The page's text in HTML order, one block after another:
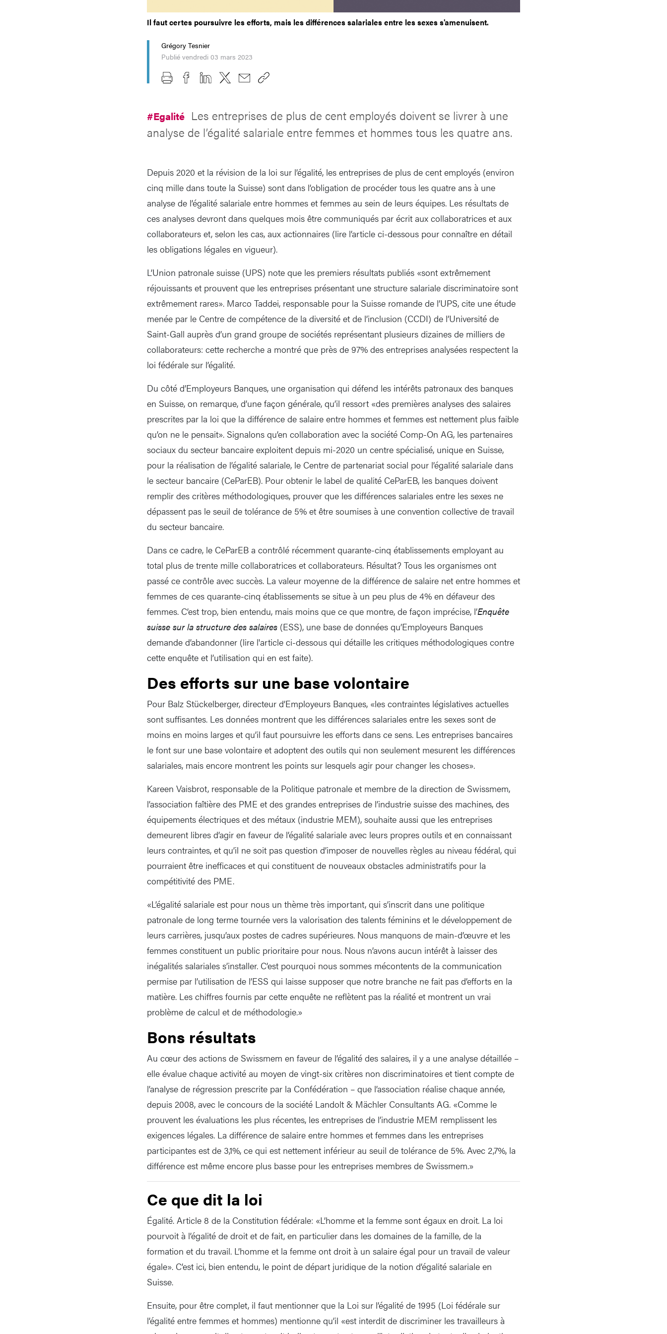
Il faut certes poursuivre les efforts, mais les différences salariales entre les sexes s'amenuisent.
Grégory Tesnier
Publié vendredi 03 mars 2023
#Egalité Les entreprises de plus de cent employés doivent se livrer à une
analyse de l’égalité salariale entre femmes et hommes tous les quatre ans.
Depuis 2020 et la révision de la loi sur l’égalité, les entreprises de plus de cent employés (environ
cinq mille dans toute la Suisse) sont dans l’obligation de procéder tous les quatre ans à une
analyse de l’égalité salariale entre hommes et femmes au sein de leurs équipes. Les résultats de
ces analyses devront dans quelques mois être communiqués par écrit aux collaboratrices et aux
collaborateurs et, selon les cas, aux actionnaires (lire l’article ci-dessous pour connaître en détail
les obligations légales en vigueur).
L’Union patronale suisse (UPS) note que les premiers résultats publiés «sont extrêmement
réjouissants et prouvent que les entreprises présentant une structure salariale discriminatoire sont
extrêmement rares». Marco Taddei, responsable pour la Suisse romande de l’UPS, cite une étude
menée par le Centre de compétence de la diversité et de l’inclusion (CCDI) de l’Université de
Saint-Gall auprès d’un grand groupe de sociétés représentant plusieurs dizaines de milliers de
collaborateurs: cette recherche a montré que près de 97% des entreprises analysées respectent la
loi fédérale sur l’égalité.
Du côté d’Employeurs Banques, une organisation qui défend les intérêts patronaux des banques
en Suisse, on remarque, d’une façon générale, qu’il ressort «des premières analyses des salaires
prescrites par la loi que la différence de salaire entre hommes et femmes est nettement plus faible
qu’on ne le pensait». Signalons qu’en collaboration avec la société Comp-On AG, les partenaires
sociaux du secteur bancaire exploitent depuis mi-2020 un centre spécialisé, unique en Suisse,
pour la réalisation de l’égalité salariale, le Centre de partenariat social pour l’égalité salariale dans
le secteur bancaire (CeParEB). Pour obtenir le label de qualité CeParEB, les banques doivent
remplir des critères méthodologiques, prouver que les différences salariales entre les sexes ne
dépassent pas le seuil de tolérance de 5% et être soumises à une convention collective de travail
du secteur bancaire.
Dans ce cadre, le CeParEB a contrôlé récemment quarante-cinq établissements employant au
total plus de trente mille collaboratrices et collaborateurs. Résultat? Tous les organismes ont
passé ce contrôle avec succès. La valeur moyenne de la différence de salaire net entre hommes et
femmes de ces quarante-cinq établissements se situe à un peu plus de 4% en défaveur des
femmes. C’est trop, bien entendu, mais moins que ce que montre, de façon imprécise, l’Enquête
suisse sur la structure des salaires (ESS), une base de données qu’Employeurs Banques
demande d’abandonner (lire l'article ci-dessous qui détaille les critiques méthodologiques contre
cette enquête et l’utilisation qui en est faite).
Des efforts sur une base volontaire
Pour Balz Stückelberger, directeur d’Employeurs Banques, «les contraintes législatives actuelles
sont suffisantes. Les données montrent que les différences salariales entre les sexes sont de
moins en moins larges et qu’il faut poursuivre les efforts dans ce sens. Les entreprises bancaires
le font sur une base volontaire et adoptent des outils qui non seulement mesurent les différences
salariales, mais encore montrent les points sur lesquels agir pour changer les choses».
Kareen Vaisbrot, responsable de la Politique patronale et membre de la direction de Swissmem,
l’association faîtière des PME et des grandes entreprises de l’industrie suisse des machines, des
équipements électriques et des métaux (industrie MEM), souhaite aussi que les entreprises
demeurent libres d’agir en faveur de l’égalité salariale avec leurs propres outils et en connaissant
leurs contraintes, et qu’il ne soit pas question d’imposer de nouvelles règles au niveau fédéral, qui
pourraient être inefficaces et qui constituent de nouveaux obstacles administratifs pour la
compétitivité des PME.
«L’égalité salariale est pour nous un thème très important, qui s’inscrit dans une politique
patronale de long terme tournée vers la valorisation des talents féminins et le développement de
leurs carrières, jusqu’aux postes de cadres supérieures. Nous manquons de main-d’œuvre et les
femmes constituent un public prioritaire pour nous. Nous n’avons aucun intérêt à laisser des
inégalités salariales s’installer. C’est pourquoi nous sommes mécontents de la communication
permise par l’utilisation de l’ESS qui laisse supposer que notre branche ne fait pas d’efforts en la
matière. Les chiffres fournis par cette enquête ne reflètent pas la réalité et montrent un vrai
problème de calcul et de méthodologie.»
Bons résultats
Au cœur des actions de Swissmem en faveur de l’égalité des salaires, il y a une analyse détaillée –
elle évalue chaque activité au moyen de vingt-six critères non discriminatoires et tient compte de
l’analyse de régression prescrite par la Confédération – que l’association réalise chaque année,
depuis 2008, avec le concours de la société Landolt & Mächler Consultants AG. «Comme le
prouvent les évaluations les plus récentes, les entreprises de l’industrie MEM remplissent les
exigences légales. La différence de salaire entre hommes et femmes dans les entreprises
participantes est de 3,1%, ce qui est nettement inférieur au seuil de tolérance de 5%. Avec 2,7%, la
différence est même encore plus basse pour les entreprises membres de Swissmem.»
Ce que dit la loi
Égalité. Article 8 de la Constitution fédérale: «L’homme et la femme sont égaux en droit. La loi
pourvoit à l’égalité de droit et de fait, en particulier dans les domaines de la famille, de la
formation et du travail. L’homme et la femme ont droit à un salaire égal pour un travail de valeur
égale». C’est ici, bien entendu, le point de départ juridique de la notion d’égalité salariale en
Suisse.
Ensuite, pour être complet, il faut mentionner que la Loi sur l’égalité de 1995 (Loi fédérale sur
l’égalité entre femmes et hommes) mentionne qu’il «est interdit de discriminer les travailleurs à